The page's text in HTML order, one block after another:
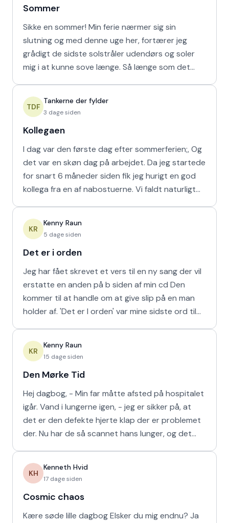
Sommer
Sikke en sommer! Min ferie nærmer sig sin
slutning og med denne uge her, fortærer jeg
grådigt de sidste solstråler udendørs og soler
mig i at kunne sove længe. Så længe som det
TDF
Tankerne der fylder
3 dage siden
Kollegaen
I dag var den første dag efter sommerferien;, Og
det var en skøn dag på arbejdet. Da jeg startede
for snart 6 måneder siden fik jeg hurigt en god
kollega fra en af nabostuerne. Vi faldt naturligt
KR
Kenny Raun
5 dage siden
Det er i orden
Jeg har fået skrevet et vers til en ny sang der vil
erstatte en anden på b siden af min cd Den
kommer til at handle om at give slip på en man
holder af. 'Det er I orden' var mine sidste ord til
KR
Kenny Raun
15 dage siden
Den Mørke Tid
Hej dagbog, - Min far måtte afsted på hospitalet
igår. Vand i lungerne igen, - jeg er sikker på, at
det er den defekte hjerte klap der er problemet
der. Nu har de så scannet hans lunger, og det
KH
Kenneth Hvid
17 dage siden
Cosmic chaos
Kære søde lille dagbog Elsker du mig endnu? Ja